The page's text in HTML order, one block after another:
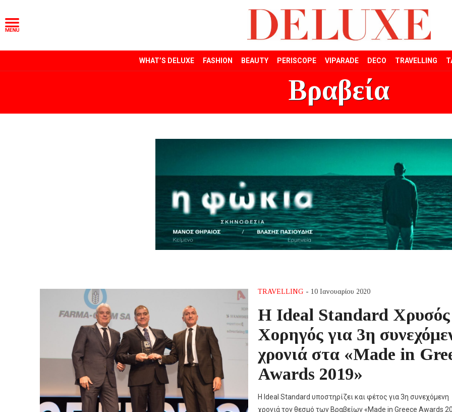
WHAT’S DELUXE FASHION BEAUTY PERISCOPE VIPARADE DECO TRAVELLING
Βραβεία
TRAVELLING - 10 Ιανουαρίου 2020
Η Ideal Standard Χρυσός
Χορηγός για 3η
χρονιά στα «Made in
Awards 2019»
H Ideal Standard υποστηρίζει και φέτος για 3η συνεχόμενη
χρονιά τον θεσμό των Βραβείων «Made in Greece Awards